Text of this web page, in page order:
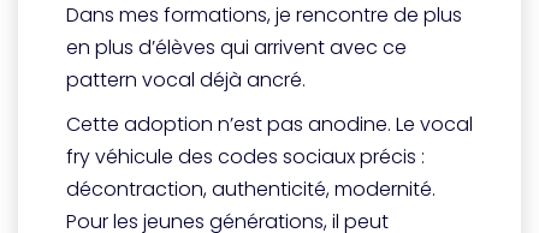
Dans mes formations, je rencontre de plus
en plus d’élèves qui arrivent avec ce
pattern vocal déjà ancré.
Cette adoption n’est pas anodine. Le vocal
fry véhicule des codes sociaux précis :
décontraction, authenticité, modernité.
Pour les jeunes générations, il peut